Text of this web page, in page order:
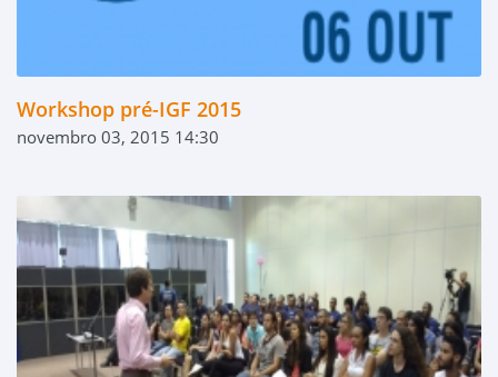
Workshop pré-IGF 2015
novembro 03, 2015 14:30